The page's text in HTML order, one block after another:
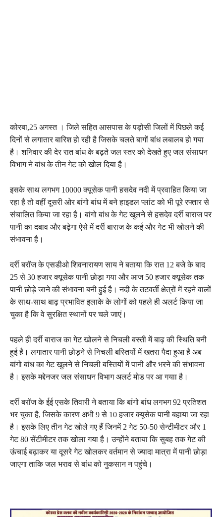
कोरबा,25 अगस्त । जिले सहित आसपास के पड़ोसी जिलों में पिछले कई
दिनों से लगातार बारिश हो रही है जिसके चलते बागों बांध लबालब हो गया
है। शनिवार की देर रात बांध के बढ़ते जल स्तर को देखते हुए जल संसाधन
विभाग ने बांध के तीन गेट को खोल दिया है।
इसके साथ लगभग 10000 क्यूसेक पानी हसदेव नदी में प्रवाहित किया जा
रहा है तो वहीं दूसरी ओर बांगो बांध में बने हाइडल प्लांट को भी पूरे रफ्तार से
संचालित किया जा रहा है। बांगो बांध के गेट खुलने से हसदेव दर्री बाराज पर
पानी का दबाव और बढ़ेगा ऐसे में दर्री बाराज के कई और गेट भी खोलने की
संभावना है।
दर्री बरॉज के एसडीओ शिवनारायण साय ने बताया कि रात 12 बजे के बाद
25 से 30 हजार क्यूसेक पानी छोड़ा गया और आज 50 हजार क्यूसेक तक
पानी छोड़े जाने की संभावना बनी हुई है। नदी के तटवर्ती क्षेत्रों में रहने वालों
के साथ-साथ बाढ़ प्रभावित इलाके के लोगों को पहले ही अलर्ट किया जा
चुका है कि वे सुरक्षित स्थानों पर चले जाएं।
पहले ही दर्री बाराज का गेट खोलने से निचली बस्ती में बाढ़ की स्थिति बनी
हुई है। लगातार पानी छोड़ने से निचली बस्तियों में खतरा पैदा हुआ है अब
बांगो बांध का गेट खुलने से निचली बस्तियों में पानी और भरने की संभावना
है। इसके मद्देनजर जल संसाधन विभाग अलर्ट मोड पर आ गयाा है।
दर्री बरॉज के ईई एसके तिवारी ने बताया कि बांगो बांध लगभग 92 प्रतिशत
भर चुका है, जिसके कारण अभी 9 से 10 हजार क्यूसेक पानी बहाया जा रहा
है। इसके लिए तीन गेट खोले गए हैं जिनमें 2 गेट 50-50 सेन्टीमीटर और 1
गेट 80 सेंटीमीटर तक खोला गया है। उन्होंने बताया कि सुबह तक गेट की
ऊंचाई बढ़ाकर या दूसरे गेट खोलकर वर्तमान से ज्यादा मात्रा में पानी छोड़ा
जाएगा ताकि जल भराव से बांध को नुकसान न पहुंचे।